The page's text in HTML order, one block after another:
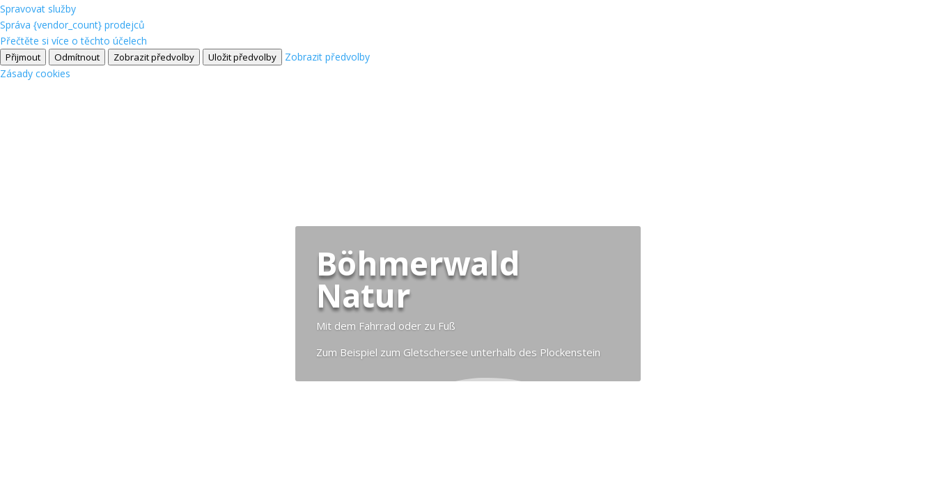
Spravovat služby
Správa {vendor_count} prodejců
Přečtěte si více o těchto účelech
Přijmout Odmítnout Zobrazit předvolby Uložit předvolby
Zobrazit předvolby
Zásady cookies
Böhmerwald
Natur
Mit dem Fahrrad oder zu Fuß
Zum Beispiel zum Gletschersee unterhalb des Plockenstein